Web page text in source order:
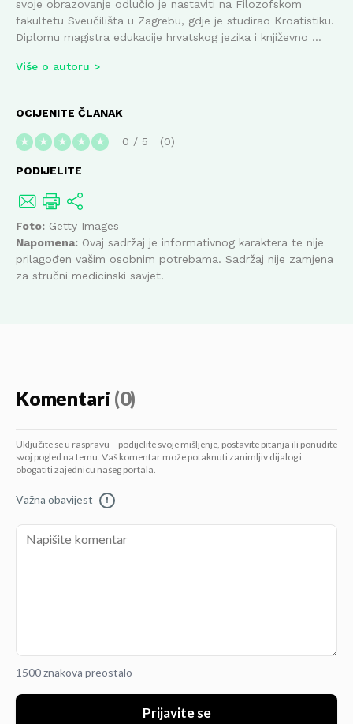
svoje obrazovanje odlučio je nastaviti na Filozofskom
fakultetu Sveučilišta u Zagrebu, gdje je studirao Kroatistiku.
Diplomu magistra edukacije hrvatskog jezika i književno ...
Više o autoru
OCIJENITE ČLANAK
★ ★ ★ ★ ★ 0 / 5 0
PODIJELITE
Foto: Getty Images
Napomena: Ovaj sadržaj je informativnog karaktera te nije
prilagođen vašim osobnim potrebama. Sadržaj nije zamjena
za stručni medicinski savjet.
Komentari (0)
Uključite se u raspravu – podijelite svoje mišljenje, postavite pitanja ili ponudite
svoj pogled na temu. Vaš komentar može potaknuti zanimljiv dijalog i
obogatiti zajednicu našeg portala.
Važna obavijest !
1500 znakova preostalo
Prijavite se